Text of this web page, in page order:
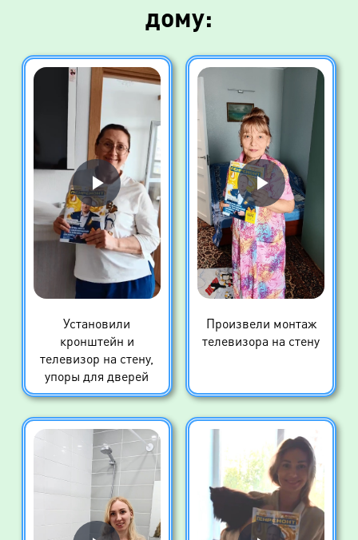
дому:
Установили
кронштейн и
телевизор на стену,
упоры для дверей
Произвели монтаж
телевизора на стену